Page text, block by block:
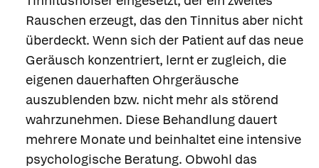
Rauschen erzeugt, das den Tinnitus aber nicht
überdeckt. Wenn sich der Patient auf das neue
Geräusch konzentriert, lernt er zugleich, die
eigenen dauerhaften Ohrgeräusche
auszublenden bzw. nicht mehr als störend
wahrzunehmen. Diese Behandlung dauert
mehrere Monate und beinhaltet eine intensive
psychologische Beratung. Obwohl das